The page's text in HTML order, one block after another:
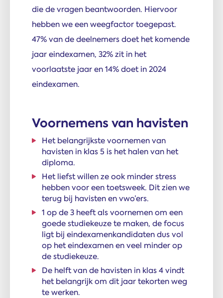
die de vragen beantwoorden. Hiervoor
hebben we een weegfactor toegepast.
47% van de deelnemers doet het komende
jaar eindexamen, 32% zit in het
voorlaatste jaar en 14% doet in 2024
eindexamen.
Voornemens van havisten
Het belangrijkste voornemen van
havisten in klas 5 is het halen van het
diploma.
Het liefst willen ze ook minder stress
hebben voor een toetsweek. Dit zien we
terug bij havisten en vwo’ers.
1 op de 3 heeft als voornemen om een
goede studiekeuze te maken, de focus
ligt bij eindexamenkandidaten dus vol
op het eindexamen en veel minder op
de studiekeuze.
De helft van de havisten in klas 4 vindt
het belangrijk om dit jaar tekorten weg
te werken.